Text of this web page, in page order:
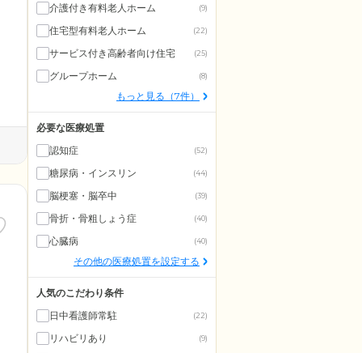
介護付き有料老人ホーム
(9)
住宅型有料老人ホーム (22)
サービス付き高齢者向け住宅 (25)
グループホーム (8)
もっと見る（7件）
必要な医療処置
認知症
(52)
糖尿病・インスリン (44)
脳梗塞・脳卒中 (39)
骨折・骨粗しょう症 (40)
心臓病 (40)
その他の医療処置を設定する
人気のこだわり条件
日中看護師常駐
(22)
リハビリあり (9)